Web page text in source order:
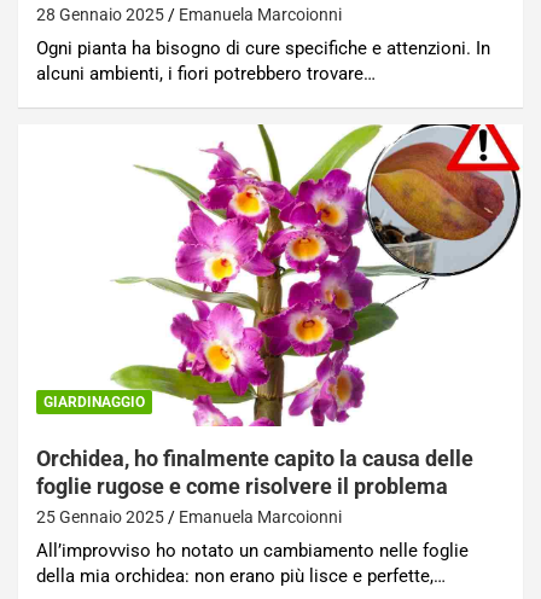
28 Gennaio 2025 Emanuela Marcoionni
Ogni pianta ha bisogno di cure specifiche e attenzioni. In
alcuni ambienti, i fiori potrebbero trovare…
GIARDINAGGIO
Orchidea, ho finalmente capito la causa delle
foglie rugose e come risolvere il problema
25 Gennaio 2025 Emanuela Marcoionni
All’improvviso ho notato un cambiamento nelle foglie
della mia orchidea: non erano più lisce e perfette,…